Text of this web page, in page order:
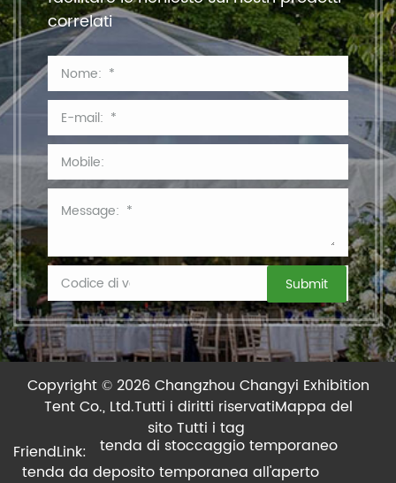
correlati
Copyright © 2026 Changzhou Changyi Exhibition
Tent Co., Ltd.Tutti i diritti riservatiMappa del
sito Tutti i tag
FriendLink:
tenda di stoccaggio temporaneo
tenda da deposito temporanea all'aperto